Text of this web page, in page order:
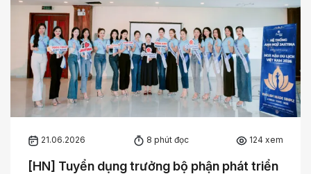
21.06.2026 8 phút đọc 124 xem
[HN] Tuyển dụng trưởng bộ phận phát triển